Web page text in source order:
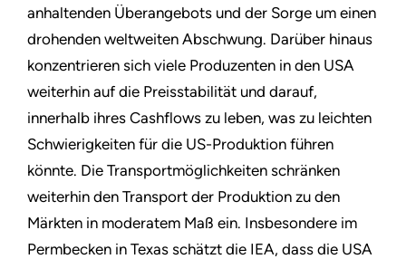
anhaltenden Überangebots und der Sorge um einen
drohenden weltweiten Abschwung. Darüber hinaus
konzentrieren sich viele Produzenten in den USA
weiterhin auf die Preisstabilität und darauf,
innerhalb ihres Cashflows zu leben, was zu leichten
Schwierigkeiten für die US-Produktion führen
könnte. Die Transportmöglichkeiten schränken
weiterhin den Transport der Produktion zu den
Märkten in moderatem Maß ein. Insbesondere im
Permbecken in Texas schätzt die IEA, dass die USA